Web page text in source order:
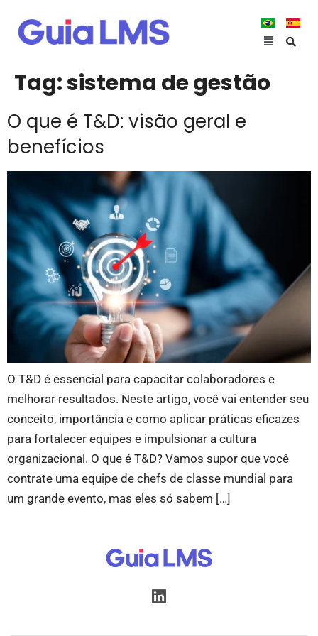
Tag:sistema de gestão
O que é T&D: visão geral e
benefícios
O T&D é essencial para capacitar colaboradores e
melhorar resultados. Neste artigo, você vai entender seu
conceito, importância e como aplicar práticas eficazes
para fortalecer equipes e impulsionar a cultura
organizacional. O que é T&D? Vamos supor que você
contrate uma equipe de chefs de classe mundial para
um grande evento, mas eles só sabem […]